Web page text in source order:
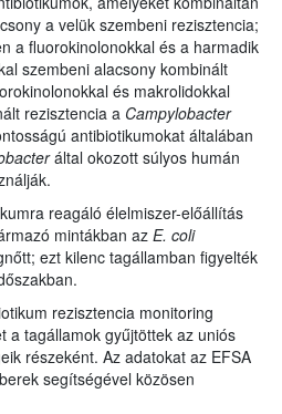
a velük szembeni rezisztencia;
a fluorokinolonokkal és a harmadik
szembeni alacsony kombinált
és makrolidokkal
rezisztencia a Campylobacter
antibiotikumokat általában
által okozott súlyos humán
reagáló élelmiszer-előállítás
mintákban az E. coli
ezt kilenc tagállamban figyelték
rezisztencia monitoring
a tagállamok gyűjtöttek az uniós
részeként. Az adatokat az EFSA
segítségével közösen